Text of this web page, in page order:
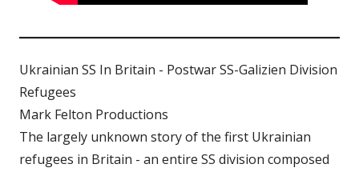
Ukrainian SS In Britain - Postwar SS-Galizien Division
Refugees
Mark Felton Productions
The largely unknown story of the first Ukrainian
refugees in Britain - an entire SS division composed